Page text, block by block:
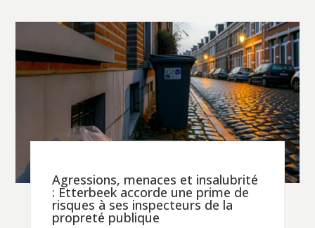
Agressions, menaces et insalubrité
: Etterbeek accorde une prime de
risques à ses inspecteurs de la
propreté publique